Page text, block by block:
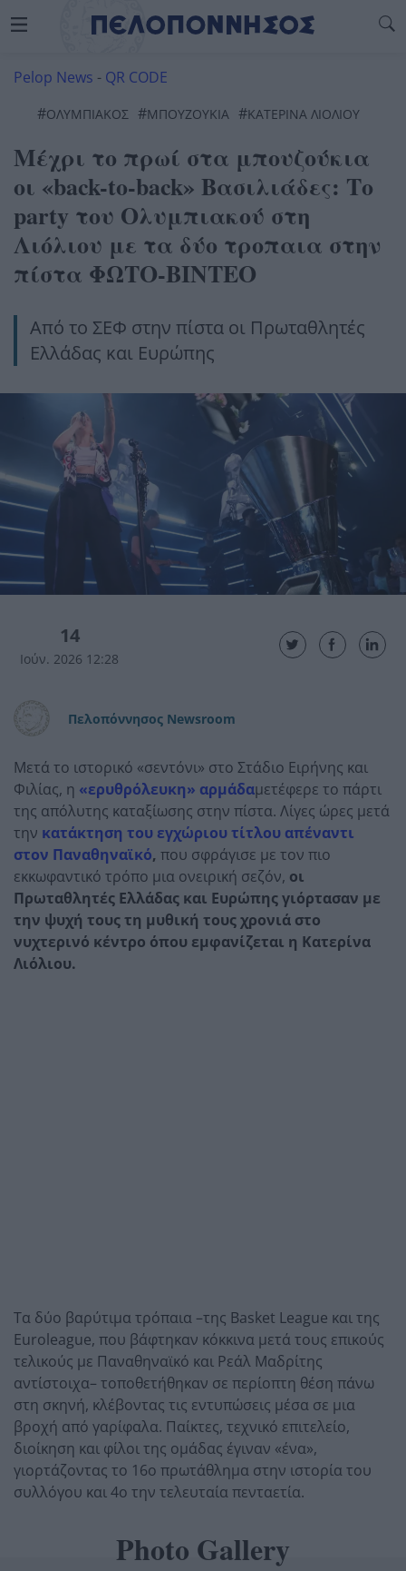
Pelop News - QR CODE
#ΟΛΥΜΠΙΑΚΌΣ #ΜΠΟΥΖΟΎΚΙΑ #ΚΑΤΕΡΊΝΑ ΛΙΌΛΙΟΥ
Μέχρι το πρωί στα μπουζούκια
οι «back-to-back» Βασιλιάδες: Το
party του Ολυμπιακού στη
Λιόλιου με τα δύο τροπαια στην
πίστα ΦΩΤΟ-ΒΙΝΤΕΟ
Από το ΣΕΦ στην πίστα οι Πρωταθλητές
Ελλάδας και Ευρώπης
14
Ιούν. 2026 12:28
Πελοπόννησος Newsroom
Μετά το ιστορικό «σεντόνι» στο Στάδιο Ειρήνης και
Φιλίας, η «ερυθρόλευκη» αρμάδαμετέφερε το πάρτι
της απόλυτης καταξίωσης στην πίστα. Λίγες ώρες μετά
την κατάκτηση του εγχώριου τίτλου απέναντι
στον Παναθηναϊκό, που σφράγισε με τον πιο
εκκωφαντικό τρόπο μια ονειρική σεζόν, οι
Πρωταθλητές Ελλάδας και Ευρώπης γιόρτασαν με
την ψυχή τους τη μυθική τους χρονιά στο
νυχτερινό κέντρο όπου εμφανίζεται η Κατερίνα
Λιόλιου.
Τα δύο βαρύτιμα τρόπαια –της Basket League και της
Euroleague, που βάφτηκαν κόκκινα μετά τους επικούς
τελικούς με Παναθηναϊκό και Ρεάλ Μαδρίτης
αντίστοιχα– τοποθετήθηκαν σε περίοπτη θέση πάνω
στη σκηνή, κλέβοντας τις εντυπώσεις μέσα σε μια
βροχή από γαρίφαλα. Παίκτες, τεχνικό επιτελείο,
διοίκηση και φίλοι της ομάδας έγιναν «ένα»,
γιορτάζοντας το 16ο πρωτάθλημα στην ιστορία του
συλλόγου και 4ο την τελευταία πενταετία.
Photo Gallery